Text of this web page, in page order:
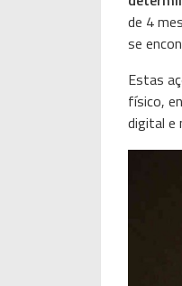
de 4
se
Estas
físico,
digital e